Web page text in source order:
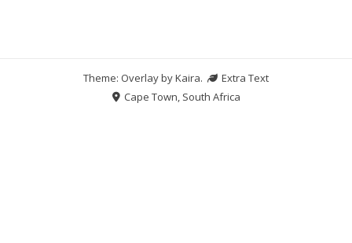
Theme: Overlay byKaira.
Extra Text
Cape Town, South Africa